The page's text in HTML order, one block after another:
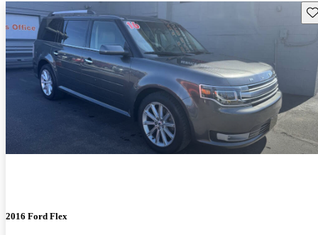
2016 Ford Flex